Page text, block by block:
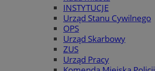
INSTYTUCJE
Urząd Stanu Cywilnego
OPS
Urząd Skarbowy
ZUS
Urząd Pracy